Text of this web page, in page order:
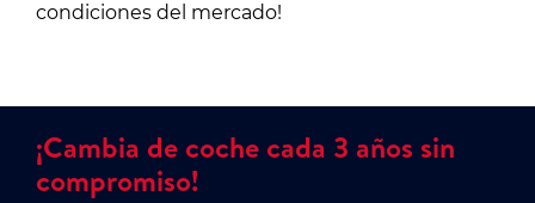
condiciones del mercado!
¡Cambia de coche cada 3 años sin
compromiso!